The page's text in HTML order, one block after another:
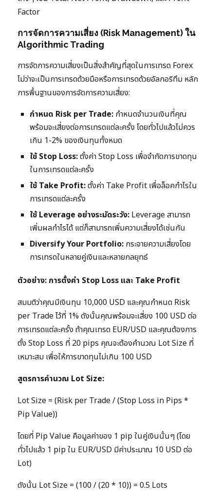
Factor
การจัดการความเสี่ยง (Risk Management) ใน
Algorithmic Trading
การจัดการความเสี่ยงเป็นสิ่งสำคัญที่สุดในการเทรด Forex
ไม่ว่าจะเป็นการเทรดด้วยมือหรือการเทรดด้วยอัลกอริทึม หลัก
การพื้นฐานของการจัดการความเสี่ยง:
กำหนด Risk per Trade: กำหนดจำนวนเงินที่คุณ
พร้อมจะเสี่ยงต่อการเทรดแต่ละครั้ง โดยทั่วไปแล้วไม่ควร
เกิน 1-2% ของเงินทุนทั้งหมด
ใช้ Stop Loss:ตั้งค่า Stop Loss เพื่อจำกัดการขาดทุน
ในการเทรดแต่ละครั้ง
ใช้ Take Profit:ตั้งค่า Take Profit เพื่อล็อคกำไรใน
การเทรดแต่ละครั้ง
ใช้ Leverage อย่างระมัดระวัง: Leverage สามารถ
เพิ่มผลกำไรได้ แต่ก็สามารถเพิ่มความเสี่ยงได้เช่นกัน
Diversify Your Portfolio: กระจายความเสี่ยงโดย
การเทรดในหลายคู่เงินและหลายกลยุทธ์
ตัวอย่าง: การตั้งค่า Stop Loss และ Take Profit
สมมติว่าคุณมีเงินทุน 10,000 USD และคุณกำหนด Risk
per Trade ไว้ที่ 1% ดังนั้นคุณพร้อมจะเสี่ยง 100 USD ต่อ
การเทรดแต่ละครั้ง ถ้าคุณเทรด EUR/USD และคุณต้องการ
ตั้ง Stop Loss ที่ 20 pips คุณจะต้องคำนวณ Lot Size ที่
เหมาะสม เพื่อให้การขาดทุนไม่เกิน 100 USD
สูตรการคำนวณ Lot Size:
Lot Size = (Risk per Trade / (Stop Loss in Pips *
Pip Value))
โดยที่ Pip Value คือมูลค่าของ 1 pip ในคู่เงินนั้นๆ (โดย
ทั่วไปแล้ว 1 pip ใน EUR/USD มีค่าประมาณ 10 USD ต่อ
Lot)
ดังนั้น Lot Size = (100 / (20 * 10)) = 0.5 Lots